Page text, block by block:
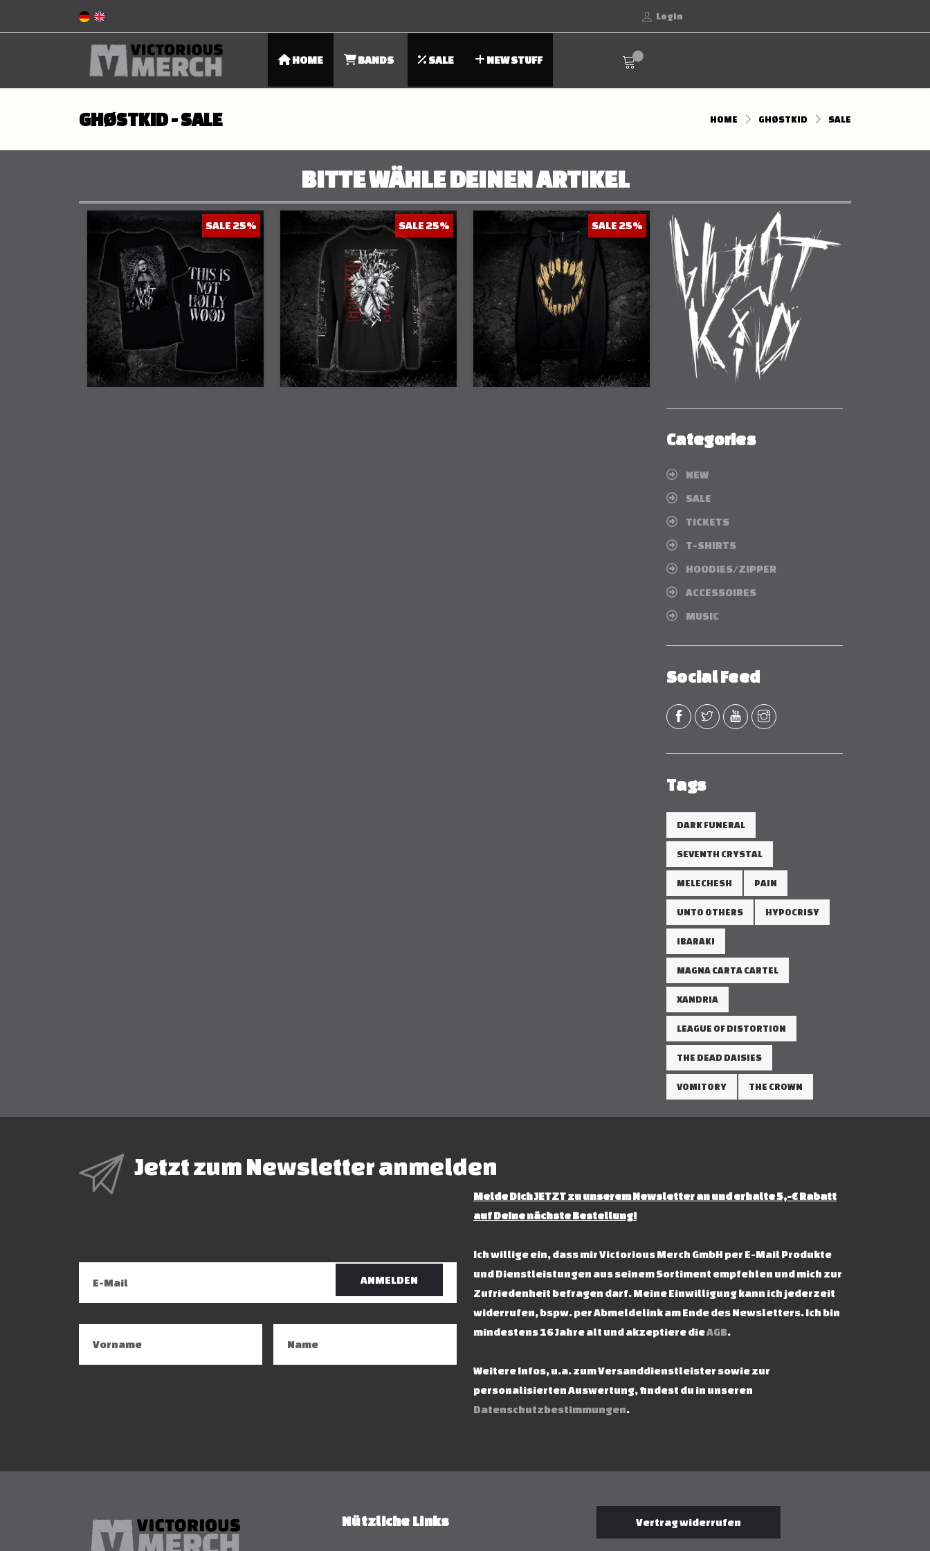
Login
HOME BANDS SALE NEW STUFF
GHØSTKID - SALE HOME GHØSTKID SALE
BITTE WÄHLE DEINEN ARTIKEL
SALE 25% SALE 25%
25% Off
SALE 25%
25% Off
Categories
NEW
SALE
TICKETS
T-SHIRTS
HOODIES/ZIPPER
ACCESSOIRES
MUSIC
Social Feed
Tags
DARK FUNERAL
SEVENTH CRYSTAL
MELECHESH PAIN
UNTO OTHERS HYPOCRISY
IBARAKI
MAGNA CARTA CARTEL
XANDRIA
LEAGUE OF DISTORTION
THE DEAD DAISIES
VOMITORY THE CROWN
Jetzt zum Newsletter anmelden
ANMELDEN
Melde Dich JETZT zu unserem Newsletter an und erhalte 5,-€ Rabatt
auf Deine nächste Bestellung!
Ich willige ein, dass mir Victorious Merch GmbH per E-Mail Produkte
und Dienstleistungen aus seinem Sortiment empfehlen und mich zur
Zufriedenheit befragen darf. Meine Einwilligung kann ich jederzeit
widerrufen, bspw. per Abmeldelink am Ende des Newsletters. Ich bin
mindestens 16 Jahre alt und akzeptiere dieAGB.
Weitere Infos, u.a. zum Versanddienstleister sowie zur
personalisierten Auswertung, findest du in unseren
Datenschutzbestimmungen.
Nützliche Links Vertrag widerrufen